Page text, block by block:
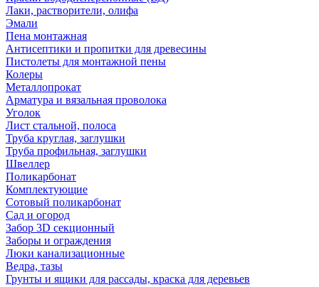
Лаки, растворители, олифа
Эмали
Пена монтажная
Антисептики и пропитки для древесины
Пистолеты для монтажной пены
Колеры
Металлопрокат
Арматура и вязальная проволока
Уголок
Лист стальной, полоса
Труба круглая, заглушки
Труба профильная, заглушки
Швеллер
Поликарбонат
Комплектующие
Сотовый поликарбонат
Сад и огород
Забор 3D секционный
Заборы и ограждения
Люки канализационные
Ведра, тазы
Грунты и ящики для рассады, краска для деревьев